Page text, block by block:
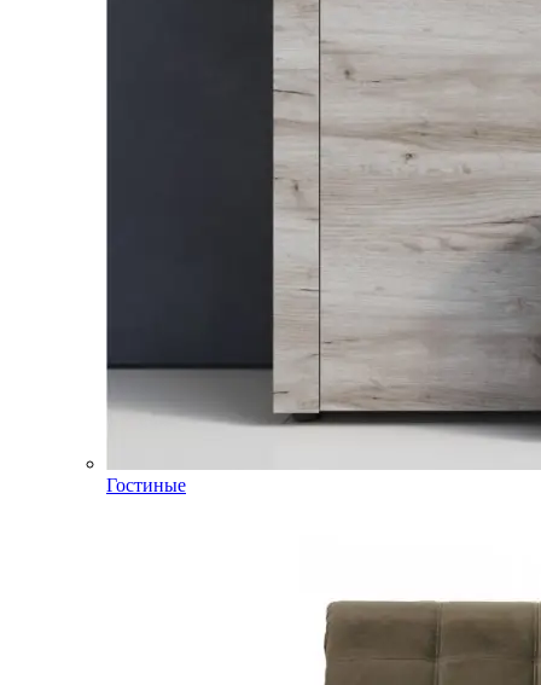
Гостиные